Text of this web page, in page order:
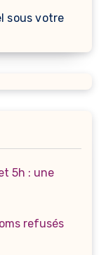
sous votre
5h : une
refusés